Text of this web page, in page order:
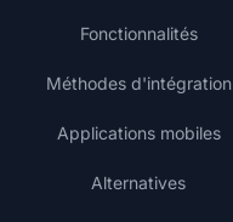
Fonctionnalités
Méthodes d'intégration
Applications mobiles
Alternatives